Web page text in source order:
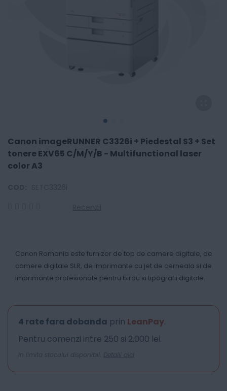
Canon imageRUNNER C3326i + Piedestal S3 + Set
tonere EXV65 C/M/Y/B - Multifunctional laser
color A3
Canon Romania este furnizor de top de camere digitale, de
camere digitale SLR, de imprimante cu jet de cerneala si de
imprimante profesionale pentru birou si tipografii digitale.
4 rate fara dobanda prin LeanPay.
Pentru comenzi intre 250 si 2.000 lei.
In limita stocului disponibil. Detalii aici